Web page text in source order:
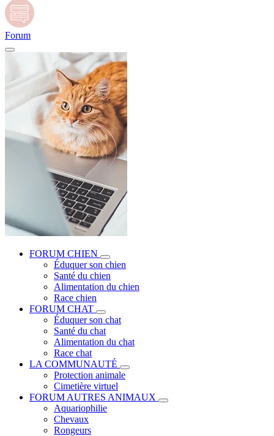
Forum
FORUM CHIEN
Éduquer son chien
Santé du chien
Alimentation du chien
Race chien
FORUM CHAT
Éduquer son chat
Santé du chat
Alimentation du chat
Race chat
LA COMMUNAUTÉ
Protection animale
Cimetière virtuel
FORUM AUTRES ANIMAUX
Aquariophilie
Chevaux
Rongeurs